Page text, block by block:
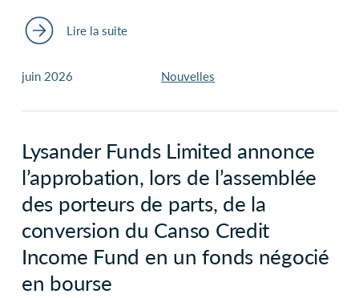
Lire la suite
juin 2026 Nouvelles
Lysander Funds Limited annonce
l’approbation, lors de l’assemblée
des porteurs de parts, de la
conversion du Canso Credit
Income Fund en un fonds négocié
en bourse